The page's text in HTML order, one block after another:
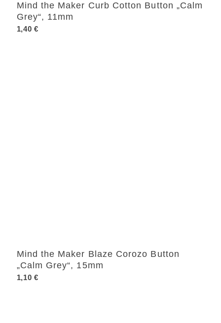
Mind the Maker Curb Cotton Button „Calm
Grey“, 11mm
1,40 €
Mind the Maker Blaze Corozo Button
„Calm Grey“, 15mm
1,10 €